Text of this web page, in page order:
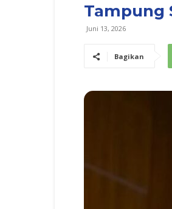
Tampung
Juni 13, 2026
Bagikan